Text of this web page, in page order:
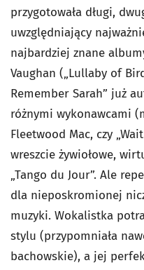
przygotowała długi,
uwzględniający
najbardziej znane
Vaughan („Lullaby of
Remember Sarah” już
różnymi wykonawcami
Fleetwood Mac, czy
wreszcie żywiołowe,
„Tango du Jour”. Ale
dla nieposkromionej
muzyki. Wokalistka
stylu (przypomniała
bachowskie), a jej